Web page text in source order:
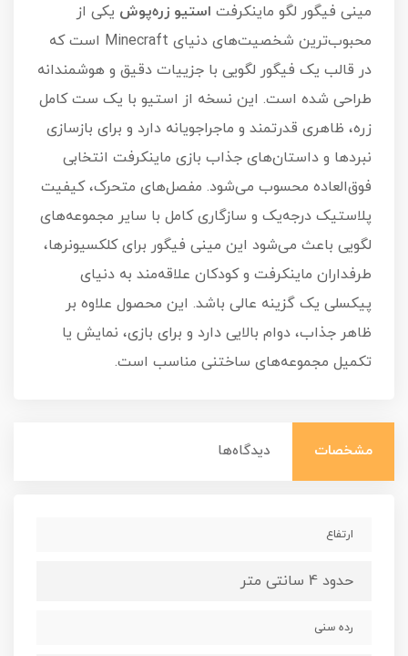
مینی فیگور لگو ماینکرفت استیو زره‌پوش یکی از
محبوب‌ترین شخصیت‌های دنیای Minecraft است که
در قالب یک فیگور لگویی با جزییات دقیق و هوشمندانه
طراحی شده است. این نسخه از استیو با یک ست کامل
زره، ظاهری قدرتمند و ماجراجویانه دارد و برای بازسازی
نبردها و داستان‌های جذاب بازی ماینکرفت انتخابی
فوق‌العاده محسوب می‌شود. مفصل‌های متحرک، کیفیت
پلاستیک درجه‌یک و سازگاری کامل با سایر مجموعه‌های
لگویی باعث می‌شود این مینی فیگور برای کلکسیونرها،
طرفداران ماینکرفت و کودکان علاقه‌مند به دنیای
پیکسلی یک گزینه عالی باشد. این محصول علاوه بر
ظاهر جذاب، دوام بالایی دارد و برای بازی، نمایش یا
تکمیل مجموعه‌های ساختنی مناسب است.
مشخصات دیدگاه‌ها
ارتفاع
حدود 4 سانتی متر
رده سنی